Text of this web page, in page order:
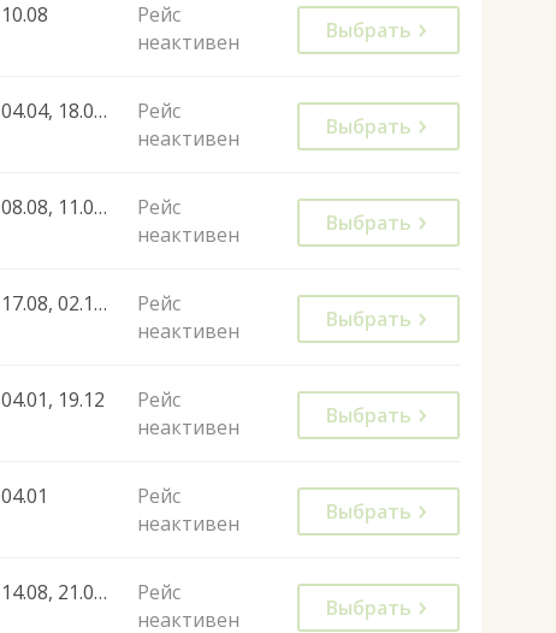
10.08
Рейс
неактивен
Выбрать
04.04, 18.04, 25.04, 02.05, 09.05, 16.05, 23.05, 30.05, 13.06, 23.06, 30.06, 04.07, 11.07, 14.07, 28.07, 08.08, 15.08, 22.08, 06.09, 17.10, 02.05, 31.07, 13.07, 17.07, 07.08, 21.08, 24.08
Рейс
неактивен
Выбрать
08.08, 11.09, 12.09, 14.09, 26.09
Рейс
неактивен
Выбрать
17.08, 02.10, 09.10, 16.10, 23.10
Рейс
неактивен
Выбрать
04.01, 19.12
Рейс
неактивен
Выбрать
04.01
Рейс
неактивен
Выбрать
14.08, 21.08, 28.08, 04.09
Рейс
неактивен
Выбрать